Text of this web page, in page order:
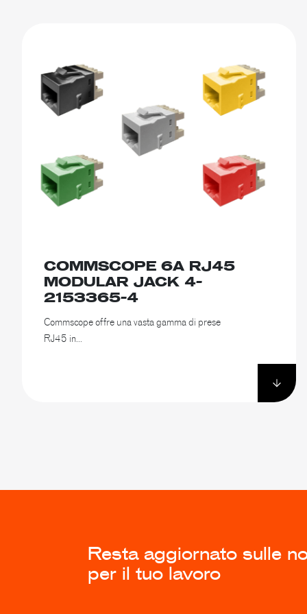
COMMSCOPE 6A RJ45
MODULAR JACK 4-
2153365-4
Commscope offre una vasta gamma di prese
RJ45 in...
Resta aggiornato sulle
per il tuo lavoro